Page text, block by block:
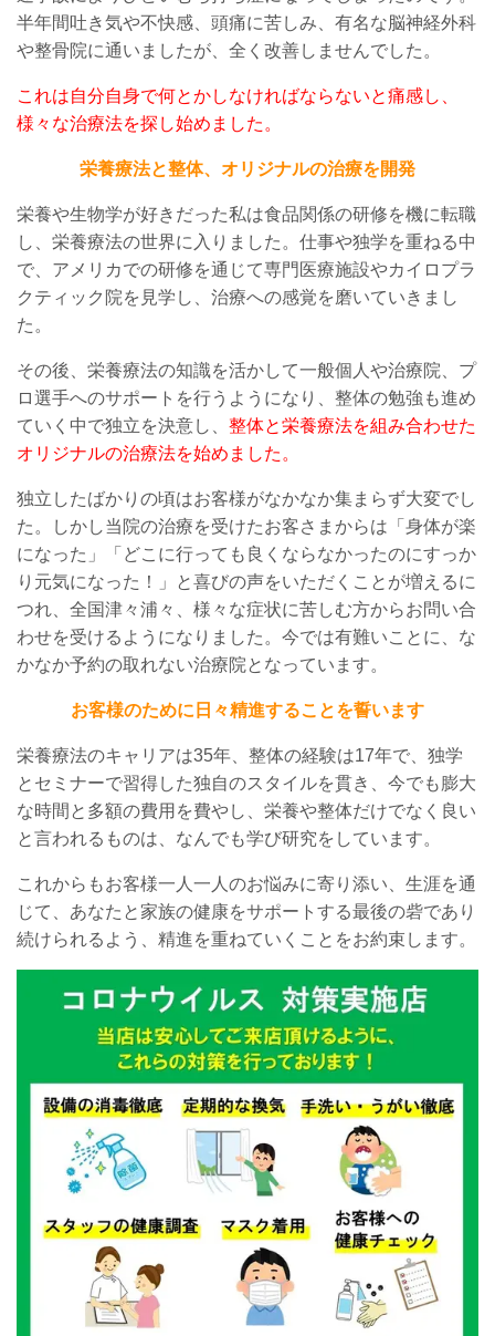
半年間吐き気や不快感、頭痛に苦しみ
有名な脳神経外科
や整骨院に通いましたが、 全く改善しませんでした。
これは自分自身で何とかしなければならないと痛感し、
様々な治療法を探し始めました。
栄養療法と整体、オリジナルの治療を開発
栄養や生物学が好きだった私は食品関係の研修を機に転職
し、栄養療法の世界に入りました。仕事や独学を重ねる中
で、アメリカでの研修を通じて専門医療施設やカイロプラ
クティック院を見学し、治療への感覚を 磨いていきまし
た 。
その後、栄養療法の知識を活かして一般個人や治療院、プ
ロ選手へのサポートを行うようになり、整体の勉強も進め
ていく中で独立を決意し、 整体と栄養療法を組み合わせた
オリジナルの治療法を始めました。
独立したばかりの頃はお客様がなかなか集まらず大変でし
た。しかし当院の治療を受けたお客さまからは「身体が楽
になった」「どこに行っても良くならなかったのにすっか
り元気になった！」と喜びの声をいただくことが増えるに
つれ、全国津々浦々、様々な症状に苦しむ方からお問い合
わせを受けるようになりました。今では有難いことに、な
かなか予約の取れない治療院となっています。
お客様のために日々精進することを誓います
栄養療法のキャリアは35年、整体の経験は17年で、独学
とセミナーで習得した独自のスタイルを貫き、今でも膨大
な時間と多額の費用を費やし、栄養や整体だけでなく良い
と言われるものは、なんでも学び研究をしています。
これからもお客様一人一人のお悩みに寄り添い、生涯を通
じて、あなたと家族の健康をサポートする最後の砦であり
続けられるよう、精進を重ねていくことをお約束します。